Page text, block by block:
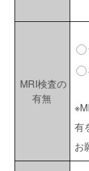
MRI検査の
有無
有
お